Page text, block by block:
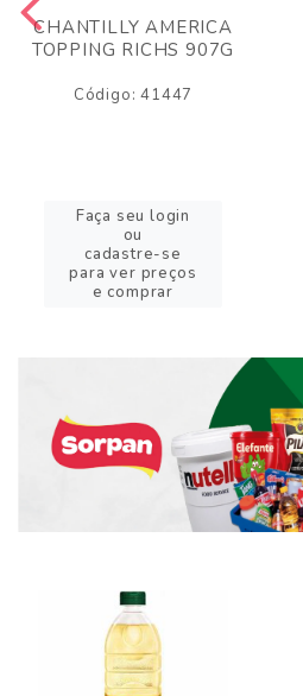
CHANTILLY AMERICA
TOPPING RICHS 907G
Código: 41447
Faça seu login
ou
cadastre-se
para ver preços
e comprar